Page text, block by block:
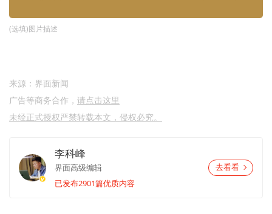
(选填)图片描述
来源：界面新闻
广告等商务合作， 请点击这里
未经正式授权严禁转载本文，侵权必究。
李科峰
界面高级编辑
已发布2901篇优质内容
去看看